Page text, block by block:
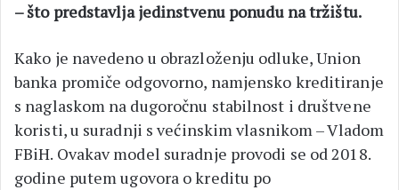
– što predstavlja jedinstvenu ponudu na tržištu.
Kako je navedeno u obrazloženju odluke, Union
banka promiče odgovorno, namjensko kreditiranje
s naglaskom na dugoročnu stabilnost i društvene
koristi, u suradnji s većinskim vlasnikom – Vladom
FBiH. Ovakav model suradnje provodi se od 2018.
godine putem ugovora o kreditu po